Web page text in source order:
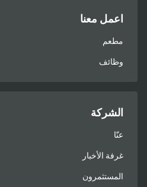
اعمل معنا
مطعم
وظائف
الشركة
عنّا
غرفة الأخبار
المستثمرون